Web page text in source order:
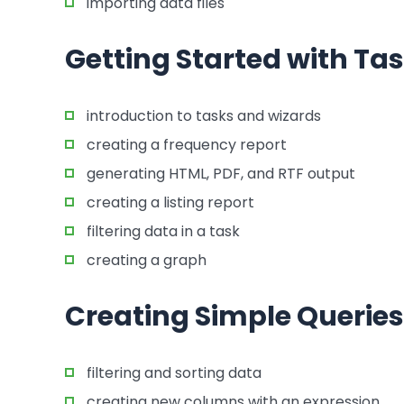
Getting Started with
introduction to tasks and wizards
creating a frequency report
generating HTML, PDF, and RTF output
creating a listing report
filtering data in a task
creating a graph
Creating Simple Queries
filtering and sorting data